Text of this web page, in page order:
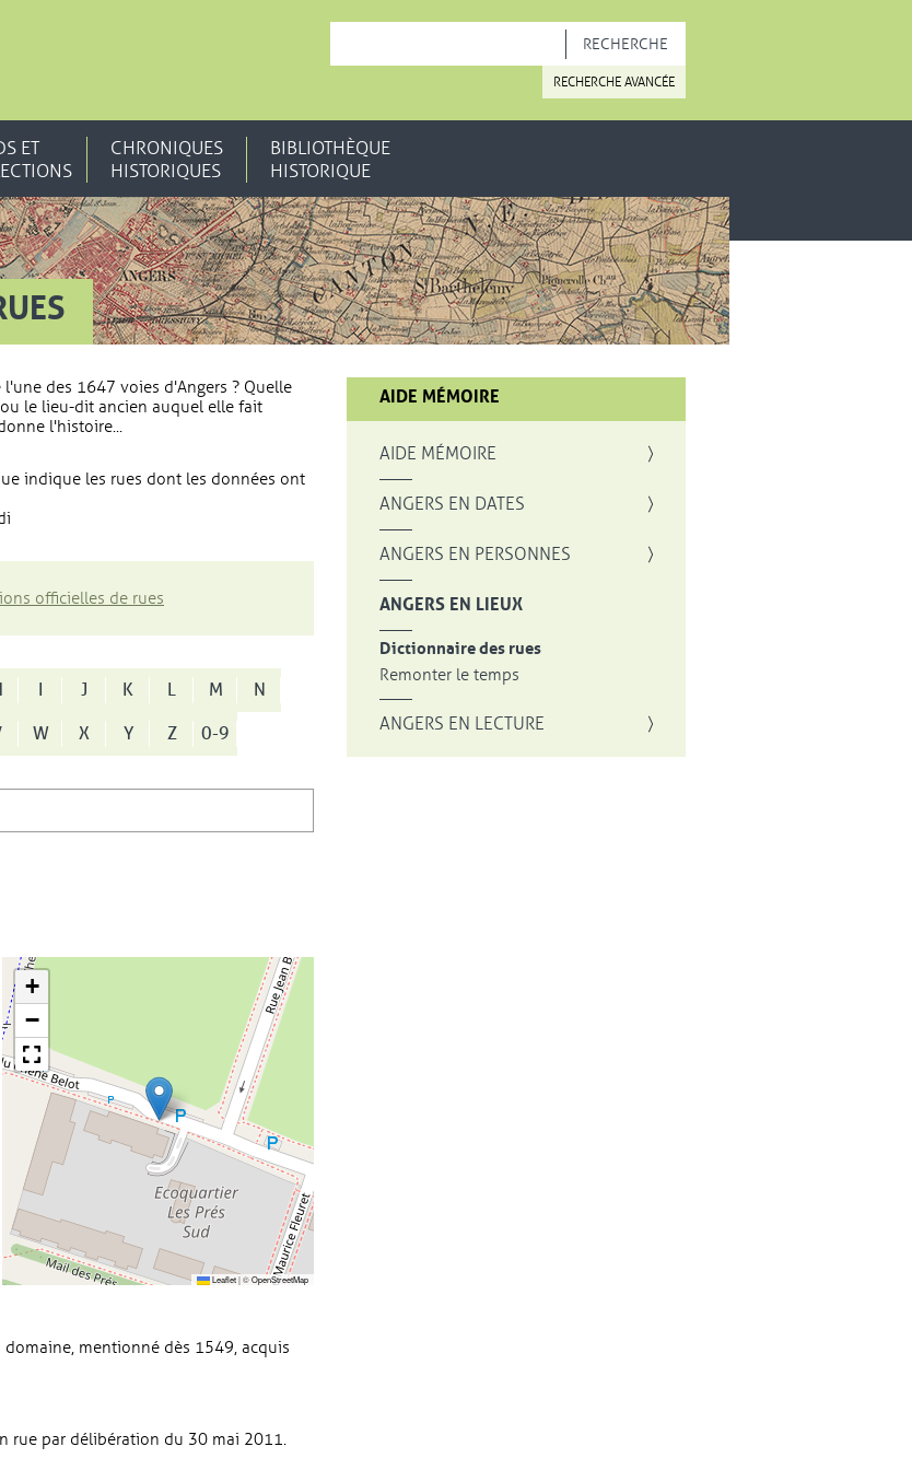
RECHERCHE AVANCÉE
ET
CHRONIQUES
HISTORIQUES
BIBLIOTHÈQUE
HISTORIQUE
des 1647 voies d'Angers ? Quelle
le lieu-dit ancien auquel elle fait
l'histoire...
indique les rues dont les données ont
officielles de rues
I J K L M
N
W X Y Z 0-9
+
−
Leaflet|©OpenStreetMap
mentionné dès 1549, acquis
rue par délibération du 30 mai 2011.
AIDE MÉMOIRE
AIDE MÉMOIRE
ANGERS EN DATES
ANGERS EN PERSONNES
ANGERS EN LIEUX
Dictionnaire des rues
Remonter le temps
ANGERS EN LECTURE